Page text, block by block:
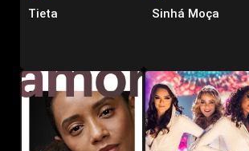
Tieta
Sinhá Moça